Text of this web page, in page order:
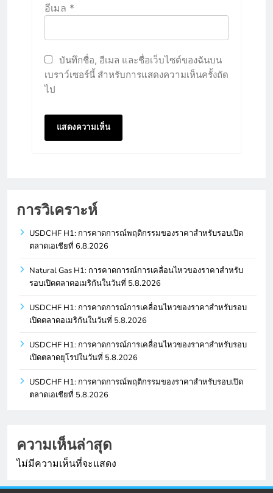
อีเมล *
บันทึกชื่อ, อีเมล และชื่อเว็บไซต์ของฉันบน
เบราว์เซอร์นี้ สำหรับการแสดงความเห็นครั้งถัด
ไป
การวิเคราะห์
USDCHF H1: การคาดการณ์พฤติกรรมของราคาสำหรับรอบเปิด
ตลาดเอเชียที่ 6.8.2026
Natural Gas H1: การคาดการณ์การเคลื่อนไหวของราคาสำหรับ
รอบเปิดตลาดอเมริกันในวันที่ 5.8.2026
USDCHF H1: การคาดการณ์การเคลื่อนไหวของราคาสำหรับรอบ
เปิดตลาดอเมริกันในวันที่ 5.8.2026
USDCHF H1: การคาดการณ์การเคลื่อนไหวของราคาสำหรับรอบ
เปิดตลาดยุโรปในวันที่ 5.8.2026
USDCHF H1: การคาดการณ์พฤติกรรมของราคาสำหรับรอบเปิด
ตลาดเอเชียที่ 5.8.2026
ความเห็นล่าสุด
ไม่มีความเห็นที่จะแสดง